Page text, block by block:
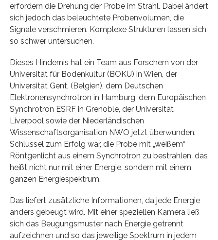
erfordern die Drehung der Probe im Strahl. Dabei ändert
sich jedoch das beleuchtete Probenvolumen, die
Signale verschmieren. Komplexe Strukturen lassen sich
so schwer untersuchen.
Dieses Hindernis hat ein Team aus Forschern von der
Universität für Bodenkultur (BOKU) in Wien, der
Universität Gent, (Belgien), dem Deutschen
Elektronensynchrotron in Hamburg, dem Europäischen
Synchrotron ESRF in Grenoble, der Universität
Liverpool sowie der Niederländischen
Wissenschaftsorganisation NWO jetzt überwunden.
Schlüssel zum Erfolg war, die Probe mit „weißem“
Röntgenlicht aus einem Synchrotron zu bestrahlen, das
heißt nicht nur mit einer Energie, sondern mit einem
ganzen Energiespektrum.
Das liefert zusätzliche Informationen, da jede Energie
anders gebeugt wird. Mit einer speziellen Kamera ließ
sich das Beugungsmuster nach Energie getrennt
aufzeichnen und so das jeweilige Spektrum in jedem